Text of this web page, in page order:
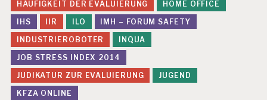
O
N
P
R
E
S
S
E
HÄUFIGKEIT DER EVALUIERUNG
HOME OFFICE
IHS
IIR ILO
IMH – FORUM SAFETY
INDUSTRIEROBOTER
INQUA
JOB STRESS INDEX 2014
JUDIKATUR ZUR EVALUIERUNG
JUGEND
KFZA ONLINE